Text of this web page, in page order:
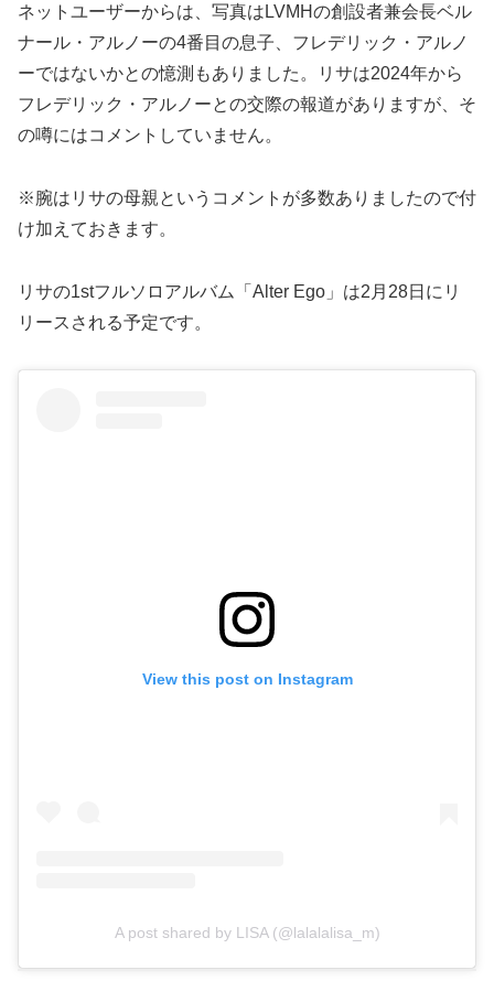
ネットユーザーからは、写真はLVMHの創設者兼会長ベル
ナール・アルノーの4番目の息子、フレデリック・アルノ
ーではないかとの憶測もありました。リサは2024年から
フレデリック・アルノーとの交際の報道がありますが、そ
の噂にはコメントしていません。
※腕はリサの母親というコメントが多数ありましたので付
け加えておきます。
リサの1stフルソロアルバム「Alter Ego」は2月28日にリ
リースされる予定です。
View this post on Instagram
A post shared by LISA (@lalalalisa_m)